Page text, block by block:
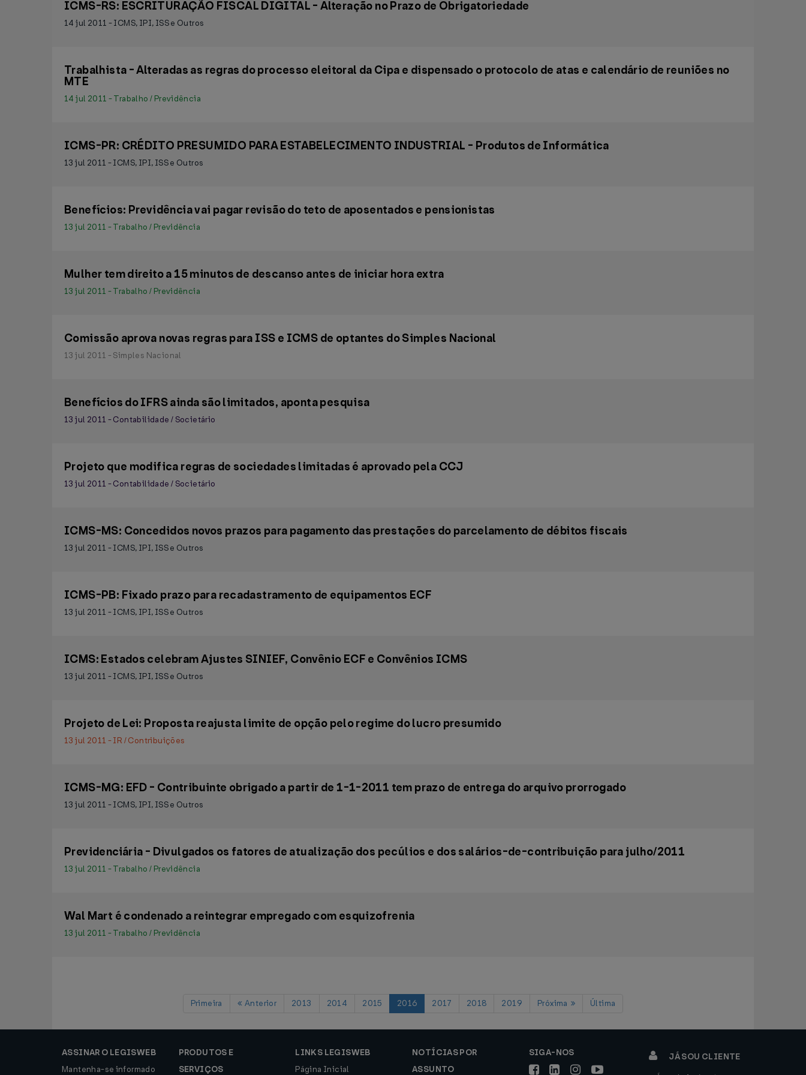
ICMS-RS: ESCRITURAÇÃO FISCAL DIGITAL - Alteração no Prazo de Obrigatoriedade
14 jul 2011 - ICMS, IPI, ISS e Outros
Trabalhista - Alteradas as regras do processo eleitoral da Cipa e dispensado o protocolo de atas e calendário de reuniões no
MTE
14 jul 2011 - Trabalho / Previdência
ICMS-PR: CRÉDITO PRESUMIDO PARA ESTABELECIMENTO INDUSTRIAL - Produtos de Informática
13 jul 2011 - ICMS, IPI, ISS e Outros
Benefícios: Previdência vai pagar revisão do teto de aposentados e pensionistas
13 jul 2011 - Trabalho / Previdência
Mulher tem direito a 15 minutos de descanso antes de iniciar hora extra
13 jul 2011 - Trabalho / Previdência
Comissão aprova novas regras para ISS e ICMS de optantes do Simples Nacional
13 jul 2011 - Simples Nacional
Benefícios do IFRS ainda são limitados, aponta pesquisa
13 jul 2011 - Contabilidade / Societário
Projeto que modifica regras de sociedades limitadas é aprovado pela CCJ
13 jul 2011 - Contabilidade / Societário
ICMS-MS: Concedidos novos prazos para pagamento das prestações do parcelamento de débitos fiscais
13 jul 2011 - ICMS, IPI, ISS e Outros
ICMS-PB: Fixado prazo para recadastramento de equipamentos ECF
13 jul 2011 - ICMS, IPI, ISS e Outros
ICMS: Estados celebram Ajustes SINIEF, Convênio ECF e Convênios ICMS
13 jul 2011 - ICMS, IPI, ISS e Outros
Projeto de Lei: Proposta reajusta limite de opção pelo regime do lucro presumido
13 jul 2011 - IR / Contribuições
ICMS-MG: EFD - Contribuinte obrigado a partir de 1-1-2011 tem prazo de entrega do arquivo prorrogado
13 jul 2011 - ICMS, IPI, ISS e Outros
Previdenciária - Divulgados os fatores de atualização dos pecúlios e dos salários-de-contribuição para julho/2011
13 jul 2011 - Trabalho / Previdência
Wal Mart é condenado a reintegrar empregado com esquizofrenia
13 jul 2011 - Trabalho / Previdência
Primeira Anterior 2013 2014 2015 2016 2017 2018 2019 Próxima Última
ASSINAR O LEGISWEB
Mantenha-se informado
PRODUTOS E
SERVIÇOS
LINKS LEGISWEB
Página Inicial
NOTÍCIAS POR
ASSUNTO
SIGA-NOS JÁ SOU CLIENTE